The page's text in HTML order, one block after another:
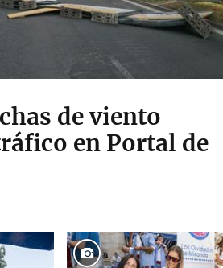
de viento
en Portal de